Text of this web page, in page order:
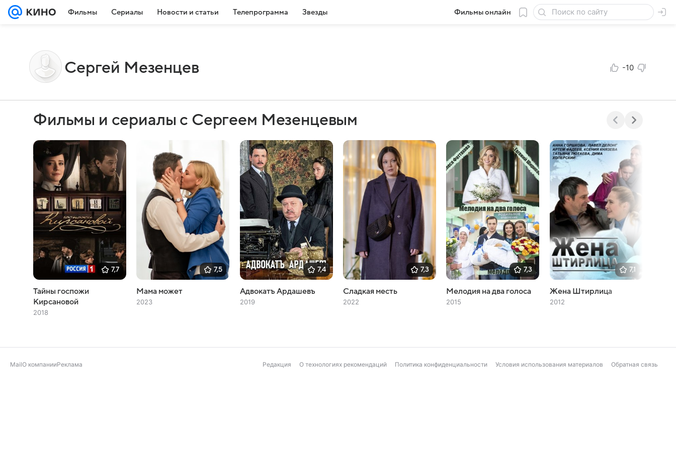
Фильмы Сериалы Новости и статьи Телепрограмма Звезды Фильмы онлайн
Сергей Мезенцев -10
Фильмы и сериалы с Сергеем Мезенцевым
7,7
Тайны госпожи
Кирсановой
2018
7,5
Мама может
2023
7,4
Адвокатъ Ардашевъ
2019
7,3
Сладкая месть
2022
7,3
Мелодия на два голоса
2015
7,1
Жена Штирлица
2012
MailО компанииРеклама Редакция О технологиях рекомендаций Политика конфиденциальности Условия использования материалов Обратная связь